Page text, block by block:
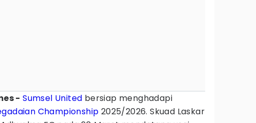
- Sumsel United bersiap menghadapi
Championship 2025/2026. Skuad Laskar